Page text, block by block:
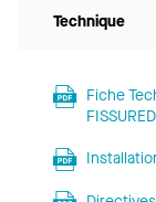
Technique
Fiche